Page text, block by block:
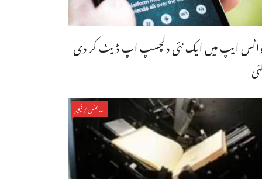
ایپ میں ایک نئی دلچسپ اپ ڈیٹ کر دی
سائنس/فیچر